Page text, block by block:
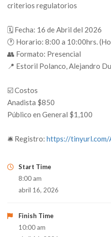
criterios regulatorios
🗓 Fecha: 16 de Abril del 2026
🕐 Horario: 8:00 a 10:00hrs.
👥 Formato: Presencial
📍 Estoril Polanco, Alejandro
☑️ Costos
Anadista $850
Público en General $1,100
🛎️ Registro: https://tinyurl.com/
Start Time
8:00 am
abril 16, 2026
Finish Time
10:00 am